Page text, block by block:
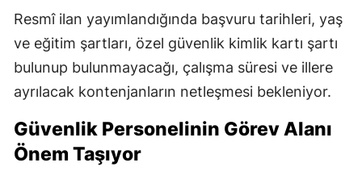
Resmî ilan yayımlandığında başvuru tarihleri, yaş
ve eğitim şartları, özel güvenlik kimlik kartı şartı
bulunup bulunmayacağı, çalışma süresi ve illere
ayrılacak kontenjanların netleşmesi bekleniyor.
Güvenlik Personelinin Görev Alanı
Önem Taşıyor